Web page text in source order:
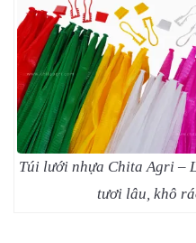
Túi lưới nhựa Chita Agri –
tươi lâu, khô